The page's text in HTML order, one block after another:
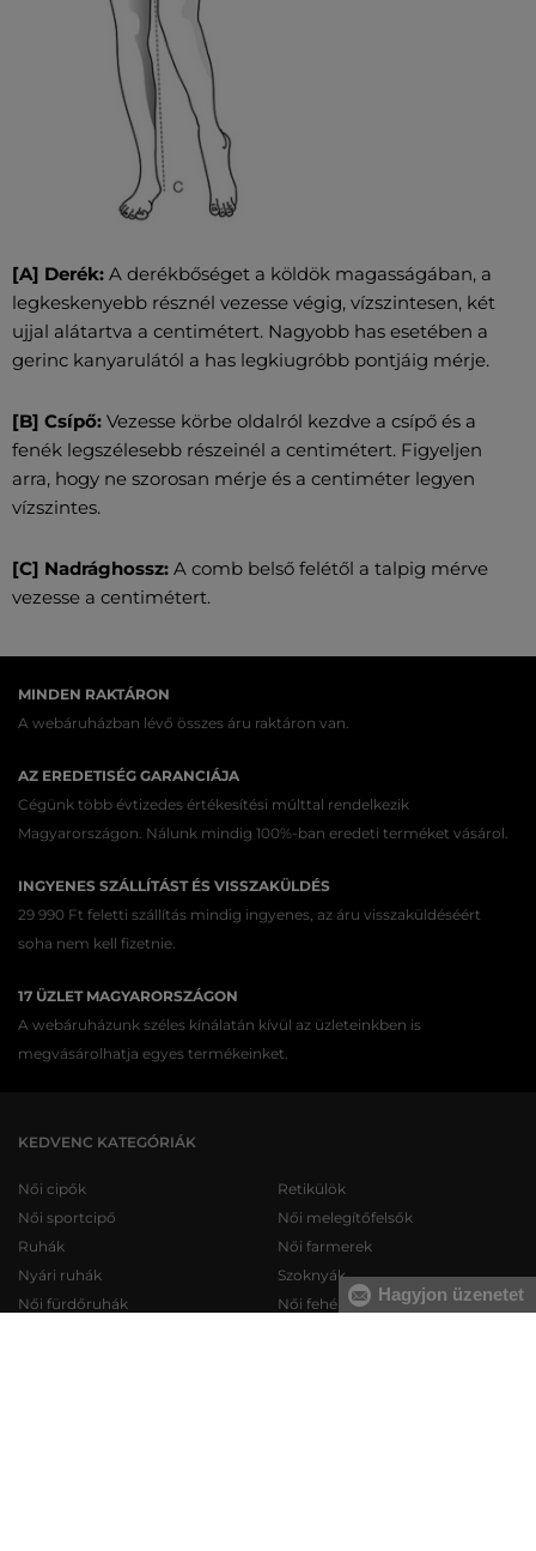
[A] Derék: A derékbőséget a köldök magasságában, a
legkeskenyebb résznél vezesse végig, vízszintesen, két
ujjal alátartva a centimétert. Nagyobb has esetében a
gerinc kanyarulától a has legkiugróbb pontjáig mérje.
[B] Csípő: Vezesse körbe oldalról kezdve a csípő és a
fenék legszélesebb részeinél a centimétert. Figyeljen
arra, hogy ne szorosan mérje és a centiméter legyen
vízszintes.
[C] Nadrághossz: A comb belső felétől a talpig mérve
vezesse a centimétert.
MINDEN RAKTÁRON
A webáruházban lévő összes áru raktáron van.
AZ EREDETISÉG GARANCIÁJA
Cégünk több évtizedes értékesítési múlttal rendelkezik
Magyarországon. Nálunk mindig 100%-ban eredeti terméket vásárol.
INGYENES SZÁLLÍTÁST ÉS VISSZAKÜLDÉS
29 990 Ft feletti szállítás mindig ingyenes, az áru visszaküldéséért
soha nem kell fizetnie.
17 ÜZLET MAGYARORSZÁGON
A webáruházunk széles kínálatán kívül az üzleteinkben is
megvásárolhatja egyes termékeinket.
KEDVENC KATEGÓRIÁK
Női cipők
Női sportcipő
Ruhák
Nyári ruhák
Női fürdőruhák
Retikülök
Női melegítőfelsők
Női farmerek
Szoknyák
Női fehérneműkHagyjon üzenetet